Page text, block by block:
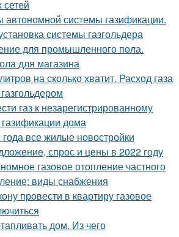
сетей
автономной системы газификации.
системы газгольдера
для промышленного пола.
для магазина
на сколько хватит. Расход газа
газ к незарегистрированному
дома
все жилые новостройки
спрос и цены в 2022 году
газовое отопление частного
виды снабжения
провести в квартиру газовое
дом. Из чего